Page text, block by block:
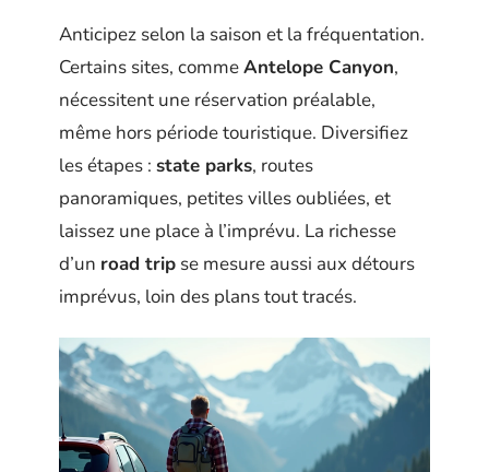
Anticipez selon la saison et la fréquentation.
Certains sites, commeAntelope Canyon,
nécessitent une réservation préalable,
même hors période touristique. Diversifiez
les étapes : state parks, routes
panoramiques, petites villes oubliées, et
laissez une place à l’imprévu. La richesse
d’un road trip se mesure aussi aux détours
imprévus, loin des plans tout tracés.